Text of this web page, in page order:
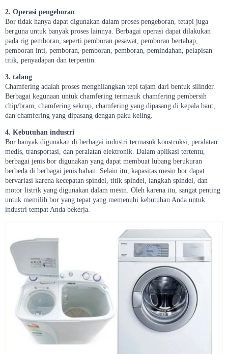
2. Operasi pengeboran
Bor tidak hanya dapat digunakan dalam proses pengeboran, tetapi juga
berguna untuk banyak proses lainnya. Berbagai operasi dapat dilakukan
pada rig pemboran, seperti pemboran pesawat, pemboran bertahap,
pemboran inti, pemboran, pemboran, pemboran, pemindahan, pelapisan
titik, penyadapan dan terpentin.
3. talang
Chamfering adalah proses menghilangkan tepi tajam dari bentuk silinder.
Berbagai kegunaan untuk chamfering termasuk chamfering pembersih
chip/bram, chamfering sekrup, chamfering yang dipasang di kepala baut,
dan chamfering yang dipasang dengan paku keling.
4. Kebutuhan industri
Bor banyak digunakan di berbagai industri termasuk konstruksi, peralatan
medis, transportasi, dan peralatan elektronik. Dalam aplikasi tertentu,
berbagai jenis bor digunakan yang dapat membuat lubang berukuran
berbeda di berbagai jenis bahan. Selain itu, kapasitas mesin bor dapat
bervariasi karena kecepatan spindel, titik spindel, langkah spindel, dan
motor listrik yang digunakan dalam mesin. Oleh karena itu, sangat penting
untuk memilih bor yang tepat yang memenuhi kebutuhan Anda untuk
industri tempat Anda bekerja.